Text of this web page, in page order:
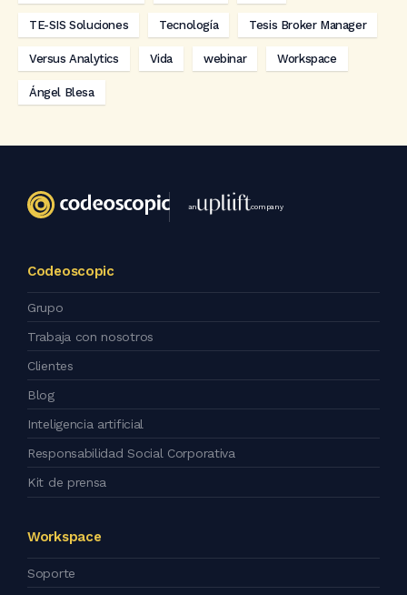
TE-SIS Soluciones Tecnología Tesis Broker Manager
Versus Analytics Vida webinar Workspace
Ángel Blesa
an company
Codeoscopic
Grupo
Trabaja con nosotros
Clientes
Blog
Inteligencia artificial
Responsabilidad Social Corporativa
Kit de prensa
Workspace
Soporte